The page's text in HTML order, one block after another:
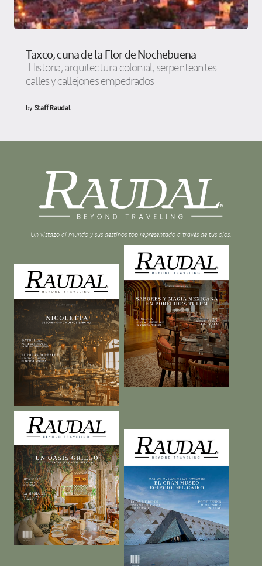
Taxco, cuna de la Flor de Nochebuena
Historia, arquitectura colonial, serpenteantes
calles y callejones empedrados
byStaff Raudal
Un vistazo al mundo y sus destinos top representado a través de tus ojos.